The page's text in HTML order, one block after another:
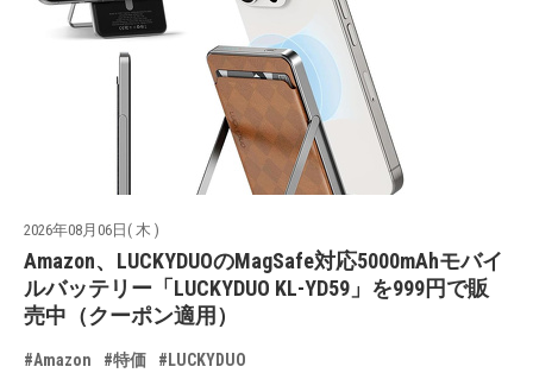
2026年08月06日( 木 )
Amazon、LUCKYDUOのMagSafe対応5000mAhモバイ
ルバッテリー「LUCKYDUO KL-YD59」を999円で販
売中（クーポン適用）
#Amazon #特価 #LUCKYDUO